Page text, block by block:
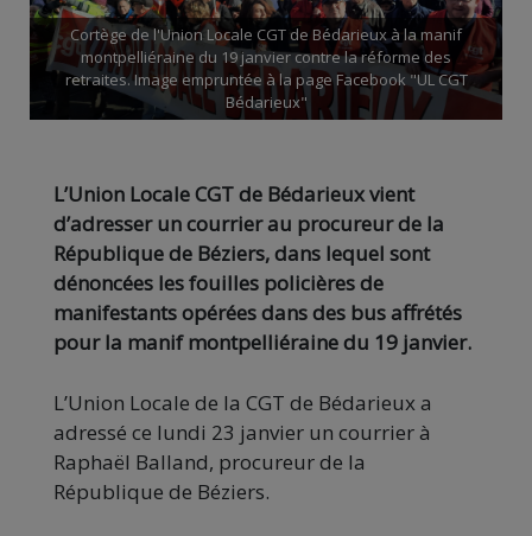
Cortège de l'Union Locale CGT de Bédarieux à la manif
montpelliéraine du 19 janvier contre la réforme des
retraites. Image empruntée à la page Facebook "UL CGT
Bédarieux"
L’Union Locale CGT de Bédarieux vient
d’adresser un courrier au procureur de la
République de Béziers, dans lequel sont
dénoncées les fouilles policières de
manifestants opérées dans des bus affrétés
pour la manif montpelliéraine du 19 janvier.
L’Union Locale de la CGT de Bédarieux a
adressé ce lundi 23 janvier un courrier à
Raphaël Balland, procureur de la
République de Béziers.